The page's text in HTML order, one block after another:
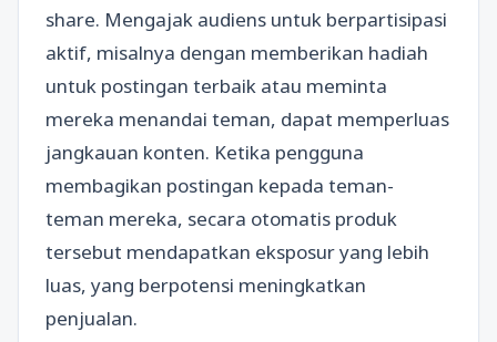
share. Mengajak audiens untuk berpartisipasi
aktif, misalnya dengan memberikan hadiah
untuk postingan terbaik atau meminta
mereka menandai teman, dapat memperluas
jangkauan konten. Ketika pengguna
membagikan postingan kepada teman-
teman mereka, secara otomatis produk
tersebut mendapatkan eksposur yang lebih
luas, yang berpotensi meningkatkan
penjualan.